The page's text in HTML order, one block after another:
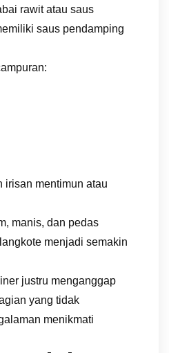
rawit atau saus
saus pendamping
irisan mentimun atau
manis, dan pedas
menjadi semakin
justru menganggap
yang tidak
menikmati